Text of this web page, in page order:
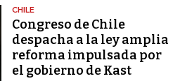
CHILE
Congreso de Chile
despacha a la ley amplia
reforma impulsada por
el gobierno de Kast